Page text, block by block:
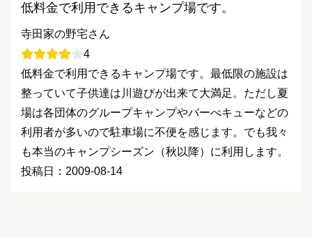
低料金で利用できるキャンプ場です。
寺田家の野宅さん
4
低料金で利用できるキャンプ場です。最低限の施設は
整っていて子供達は川遊びが出来て大満足。ただし夏
場は各団体のグループキャンプやバーべキューなどの
利用者が多いので駐車場に不便を感じます。でも我々
も本当のキャンプシーズン（秋以降）に利用します。
投稿日：2009-08-14